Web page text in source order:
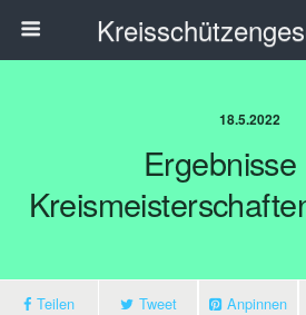
18.5.2022
Teilen Tweet Anpinnen